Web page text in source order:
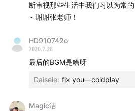
断审视那些生活中我们习以为常
～谢谢张老师！
HD910742o
2020.7.28
最后的BGM是啥呀
Daisele: fix you—coldplay
Magic洁